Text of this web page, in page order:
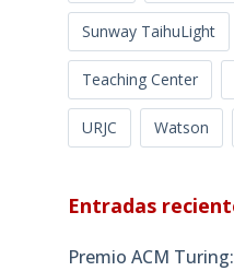
Sunway TaihuLight
Teaching Center
URJC Watson
Entradas
Premio ACM